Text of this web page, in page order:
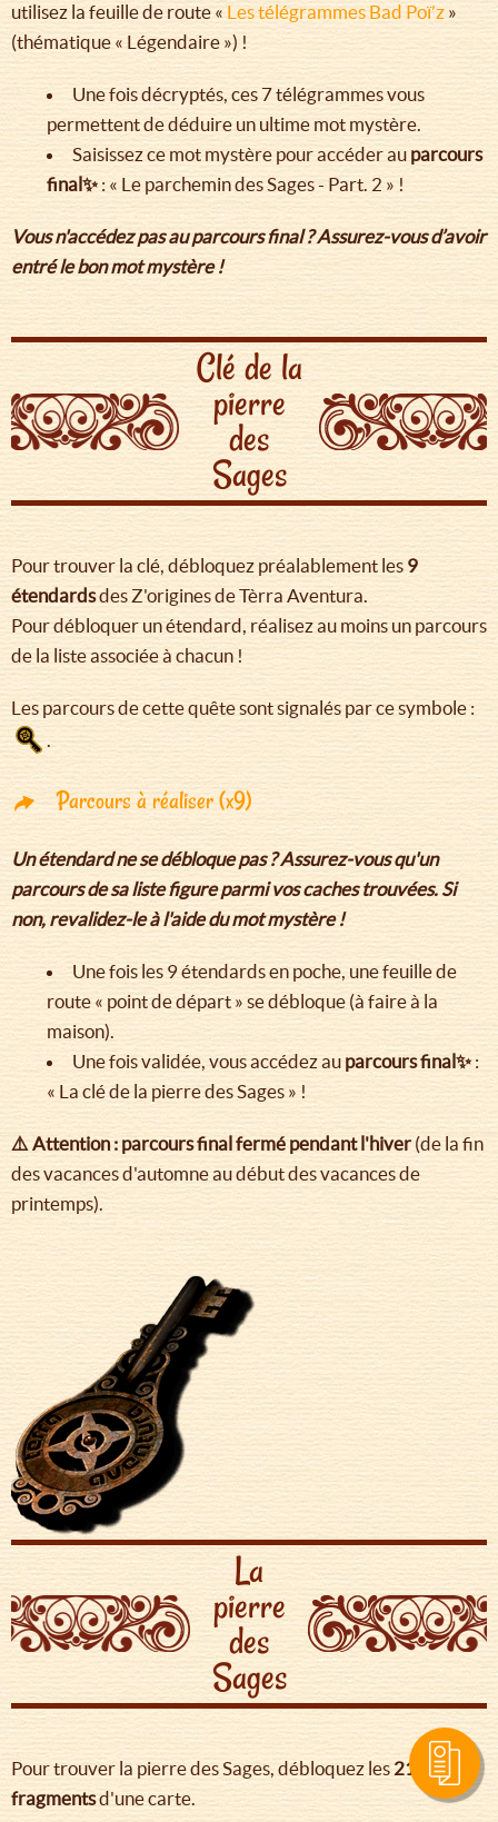
utilisez la feuille de route « Les télégrammes Bad Poï’z »
(thématique « Légendaire ») !
Une fois décryptés, ces 7 télégrammes vous
permettent de déduire un ultime mot mystère.
Saisissez ce mot mystère pour accéder au parcours
final✨: « Le parchemin des Sages - Part. 2 » !
Vous n'accédez pas au parcours final ? Assurez-vous d’avoir
entré le bon mot mystère !
Clé de la
pierre
des
Sages
Pour trouver la clé, débloquez préalablement les 9
étendardsdes Z'origines de Tèrra Aventura.
Pour débloquer un étendard, réalisez au moins un parcours
de la liste associée à chacun !
Les parcours de cette quête sont signalés par ce symbole :
.
Parcours à réaliser (x9)
Un étendard ne se débloque pas ? Assurez-vous qu'un
parcours de sa liste figure parmi vos caches trouvées. Si
non, revalidez-le à l'aide du mot mystère !
Une fois les 9 étendards en poche, une feuille de
route « point de départ » se débloque (à faire à la
maison).
Une fois validée, vous accédez au parcours final✨:
« La clé de la pierre des Sages » !
⚠️ Attention : parcours final fermé pendant l'hiver (de la fin
des vacances d'automne au début des vacances de
printemps).
La
pierre
des
Sages
Pour trouver la pierre des Sages, débloquez les 21
fragmentsd'une carte.